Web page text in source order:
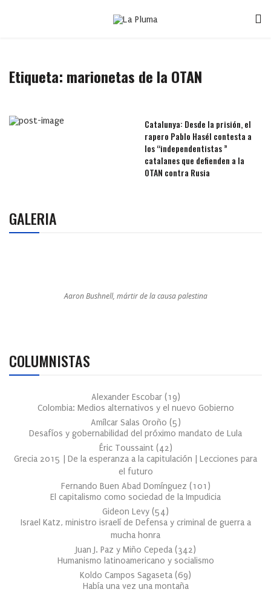
Etiqueta: marionetas de la OTAN
Catalunya: Desde la prisión, el
rapero Pablo Hasél contesta a
los “independentistas ”
catalanes que defienden a la
OTAN contra Rusia
GALERIA
Aaron Bushnell, mártir de la causa palestina
COLUMNISTAS
Alexander Escobar (19)
Colombia: Medios alternativos y el nuevo Gobierno
Amílcar Salas Oroño (5)
Desafíos y gobernabilidad del próximo mandato de Lula
Éric Toussaint (42)
Grecia 2015 | De la esperanza a la capitulación | Lecciones para
el futuro
Fernando Buen Abad Domínguez (101 )
El capitalismo como sociedad de la Impudicia
Gideon Levy (54)
Israel Katz, ministro israelí de Defensa y criminal de guerra a
mucha honra
Juan J. Paz y Miño Cepeda (342)
Humanismo latinoamericano y socialismo
Koldo Campos Sagaseta (69)
Había una vez una montaña